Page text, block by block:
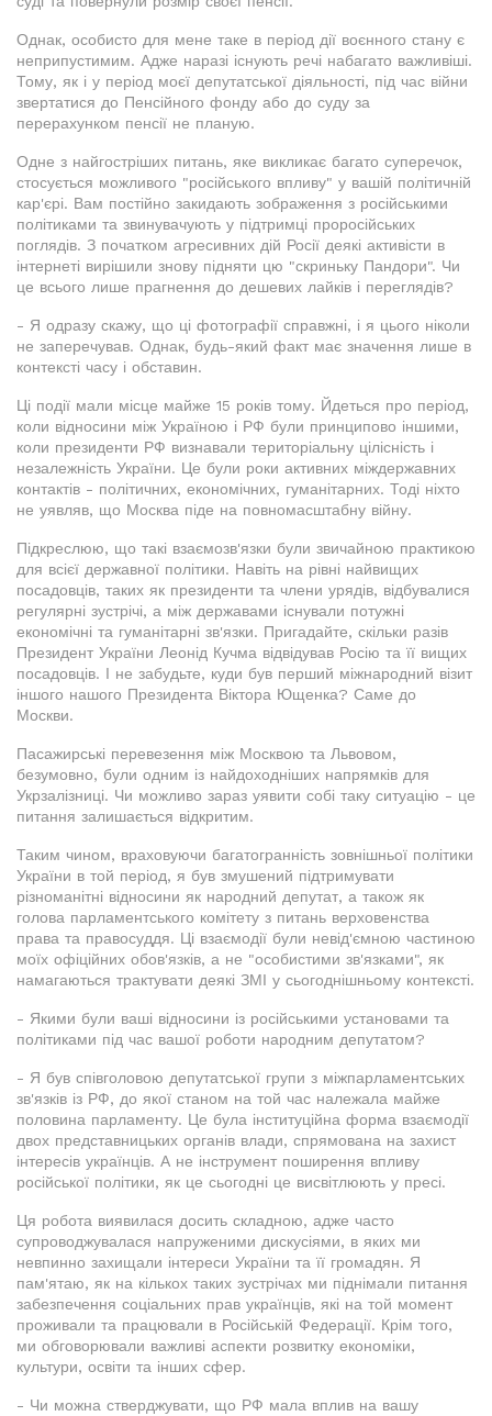
Однак, особисто для мене таке в період дії воєнного стану є
неприпустимим. Адже наразі існують речі набагато важливіші.
Тому, як і у період моєї депутатської діяльності, під час війни
звертатися до Пенсійного фонду або до суду за
перерахунком пенсії не планую.
Одне з найгостріших питань, яке викликає багато суперечок,
стосується можливого "російського впливу" у вашій політичній
кар'єрі. Вам постійно закидають зображення з російськими
політиками та звинувачують у підтримці проросійських
поглядів. З початком агресивних дій Росії деякі активісти в
інтернеті вирішили знову підняти цю "скриньку Пандори". Чи
це всього лише прагнення до дешевих лайків і переглядів?
- Я одразу скажу, що ці фотографії справжні, і я цього ніколи
не заперечував. Однак, будь-який факт має значення лише в
контексті часу і обставин.
Ці події мали місце майже 15 років тому. Йдеться про період,
коли відносини між Україною і РФ були принципово іншими,
коли президенти РФ визнавали територіальну цілісність і
незалежність України. Це були роки активних міждержавних
контактів - політичних, економічних, гуманітарних. Тоді ніхто
не уявляв, що Москва піде на повномасштабну війну.
Підкреслюю, що такі взаємозв'язки були звичайною практикою
для всієї державної політики. Навіть на рівні найвищих
посадовців, таких як президенти та члени урядів, відбувалися
регулярні зустрічі, а між державами існували потужні
економічні та гуманітарні зв'язки. Пригадайте, скільки разів
Президент України Леонід Кучма відвідував Росію та її вищих
посадовців. І не забудьте, куди був перший міжнародний візит
іншого нашого Президента Віктора Ющенка? Саме до
Москви.
Пасажирські перевезення між Москвою та Львовом,
безумовно, були одним із найдоходніших напрямків для
Укрзалізниці. Чи можливо зараз уявити собі таку ситуацію - це
питання залишається відкритим.
Таким чином, враховуючи багатогранність зовнішньої політики
України в той період, я був змушений підтримувати
різноманітні відносини як народний депутат, а також як
голова парламентського комітету з питань верховенства
права та правосуддя. Ці взаємодії були невід'ємною частиною
моїх офіційних обов'язків, а не "особистими зв'язками", як
намагаються трактувати деякі ЗМІ у сьогоднішньому контексті.
- Якими були ваші відносини із російськими установами та
політиками під час вашої роботи народним депутатом?
- Я був співголовою депутатської групи з міжпарламентських
зв'язків із РФ, до якої станом на той час належала майже
половина парламенту. Це була інституційна форма взаємодії
двох представницьких органів влади, спрямована на захист
інтересів українців. А не інструмент поширення впливу
російської політики, як це сьогодні це висвітлюють у пресі.
Ця робота виявилася досить складною, адже часто
супроводжувалася напруженими дискусіями, в яких ми
невпинно захищали інтереси України та її громадян. Я
пам'ятаю, як на кількох таких зустрічах ми піднімали питання
забезпечення соціальних прав українців, які на той момент
проживали та працювали в Російській Федерації. Крім того,
ми обговорювали важливі аспекти розвитку економіки,
культури, освіти та інших сфер.
- Чи можна стверджувати, що РФ мала вплив на вашу